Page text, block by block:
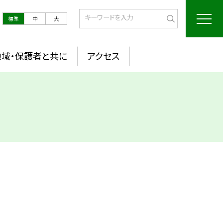
標準 中 大
・保護者と共に アクセス